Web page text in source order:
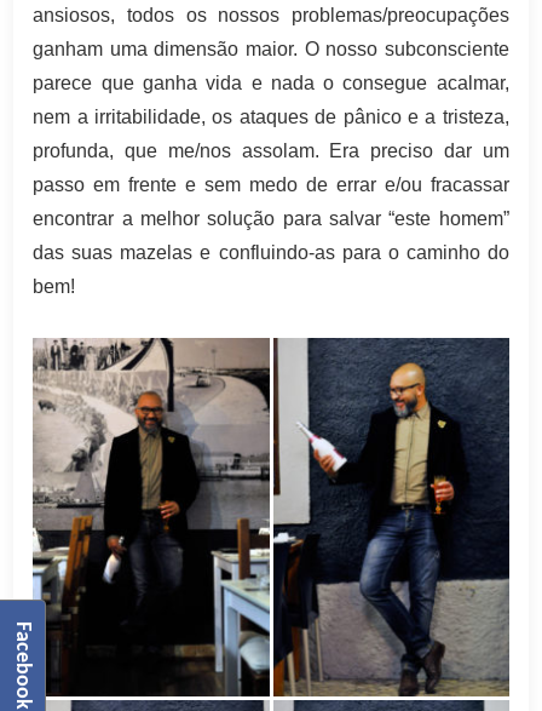
ansiosos, todos os nossos problemas/preocupações
ganham uma dimensão maior. O nosso subconsciente
parece que ganha vida e nada o consegue acalmar,
nem a irritabilidade, os ataques de pânico e a tristeza,
profunda, que me/nos assolam. Era preciso dar um
passo em frente e sem medo de errar e/ou fracassar
encontrar a melhor solução para salvar “este homem”
das suas mazelas e confluindo-as para o caminho do
bem!
Facebook